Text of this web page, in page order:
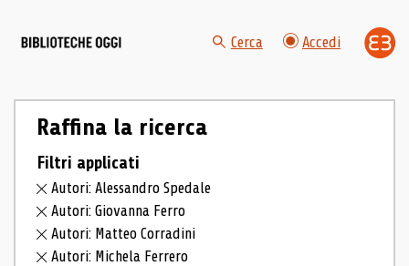
Cerca Accedi
Raffina la ricerca
Filtri applicati
Autori: Alessandro Spedale
Autori: Giovanna Ferro
Autori: Matteo Corradini
Autori: Michela Ferrero